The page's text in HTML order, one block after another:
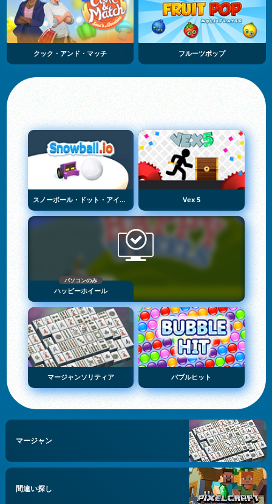
クック・アンド・マッチ フルーツポップ
スノーボール・ドット・アイオー Vex 5
パソコンのみ
ハッピーホイール
マージャンソリティア バブルヒット
マージャン
間違い探し